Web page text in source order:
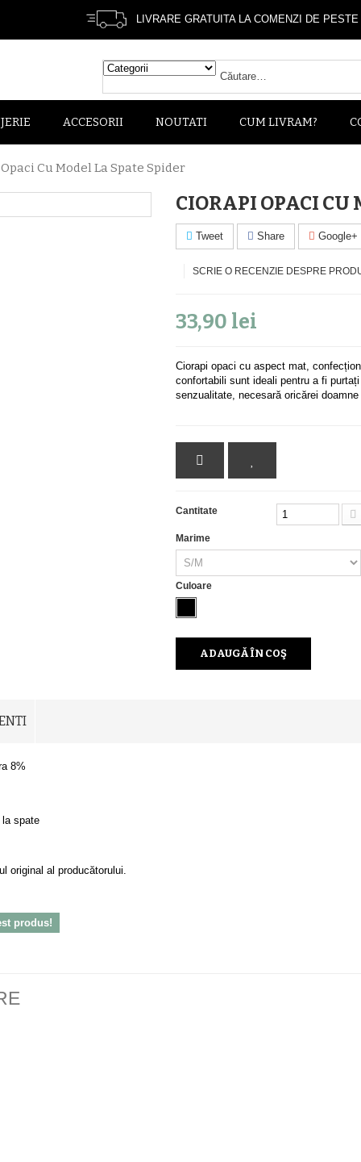
LIVRARE GRATUITA LA COMENZI DE PESTE
ACCESORII NOUTATI CUM LIVRAM?
Cu Model La Spate Spider
CIORAPI OPACI CU
Tweet Share Google+
SCRIE O RECENZIE DESPRE
33,90 lei
Ciorapi opaci cu aspect mat,
confortabili sunt ideali pentru a fi
senzualitate, necesară oricărei
Cantitate
Marime
Culoare
ADAUGĂ ÎN COŞ
8%
spate
original al producătorului.
produs!